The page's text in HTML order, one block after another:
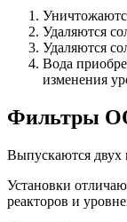
Удаляются
Удаляются
Вода
изменения
Фильтры
Выпускаются
Установки
реакторов и